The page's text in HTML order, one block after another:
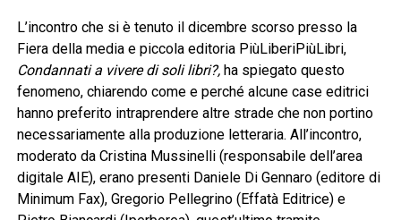
L’incontro che si è tenuto il dicembre scorso presso la
Fiera della media e piccola editoria PiùLiberiPiùLibri,
Condannati a vivere di soli libri?,ha spiegato questo
fenomeno, chiarendo come e perché alcune case editrici
hanno preferito intraprendere altre strade che non portino
necessariamente alla produzione letteraria. All’incontro,
moderato da Cristina Mussinelli (responsabile dell’area
digitale AIE), erano presenti Daniele Di Gennaro (editore di
Minimum Fax), Gregorio Pellegrino (Effatà Editrice) e